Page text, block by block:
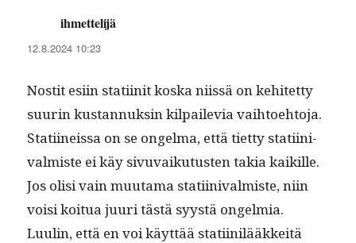
ihmettelijä
12.8.2024 10:23
Nos­tit esi­in sta­ti­init kos­ka niis­sä on kehitet­ty
suurin kus­tan­nuksin kil­paile­via vai­h­toe­hto­ja.
Sta­ti­ineis­sa on se ongel­ma, että tiet­ty sta­ti­ini­
valmiste ei käy sivu­vaiku­tusten takia kaikille.
Jos olisi vain muu­ta­ma sta­ti­ini­valmiste, niin
voisi koitua juuri tästä syys­tä ongelmia.
Luulin, että en voi käyt­tää sta­ti­inilääkkeitä